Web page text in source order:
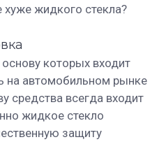
хуже жидкого стекла?
которых входит
на автомобильном рынке
средства всегда входит
жидкое стекло
защиту